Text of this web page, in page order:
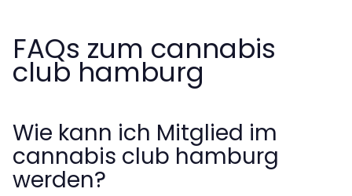
FAQs zum cannabis
club hamburg
Wie kann ich Mitglied im
cannabis club hamburg
werden?